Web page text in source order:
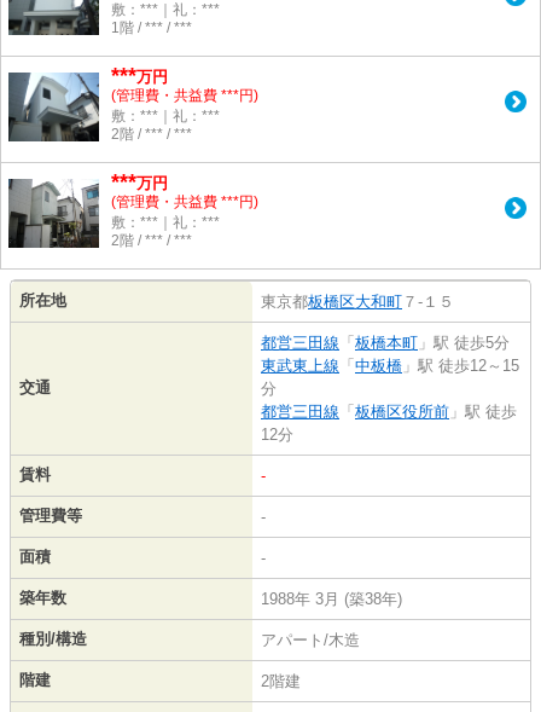
敷：***｜礼：***
1階 / *** / ***
***万円
(管理費・共益費 ***円)
敷：***｜礼：***
2階 / *** / ***
***万円
(管理費・共益費 ***円)
敷：***｜礼：***
2階 / *** / ***
所在地 東京都板橋区大和町 ７-１５
交通
都営三田線 「 板橋本町 」駅 徒歩5分
東武東上線 「 中板橋 」駅 徒歩12～15
分
都営三田線 「 板橋区役所前 」駅 徒歩
12分
賃料 -
管理費等 -
面積 -
築年数 1988年 3月 (築38年)
種別/構造 アパート/木造
階建 2階建